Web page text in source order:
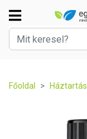
Főoldal Háztartás